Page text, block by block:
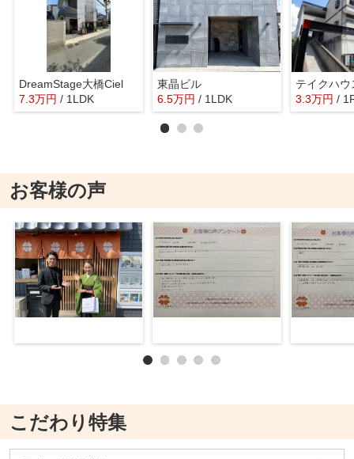
DreamStage大橋Ciel
7.3万円 / 1LDK
東晶ビル
6.5万円 / 1LDK
テイクハウ
3.3万円 /
お客様の声
こだわり特集